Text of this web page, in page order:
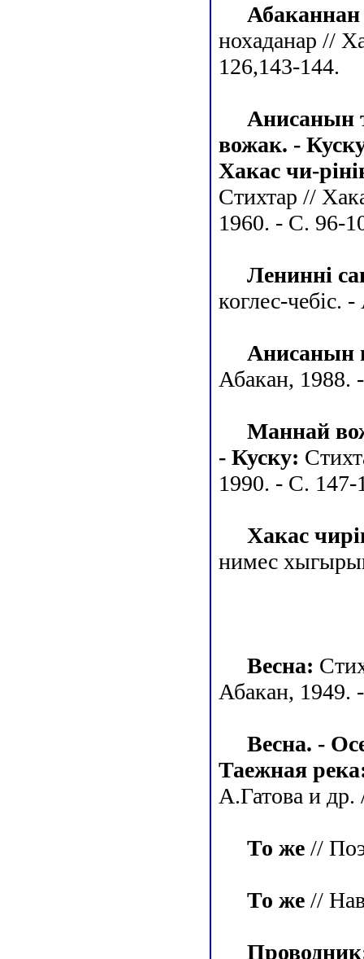
нохаданар //
126,143-144.
Анисанын
вожак. -
Хакас чи-
Стихтар //
1960. - С. 96-
Лениннi
коглес-чебiс.
Абакан, 1988.
Маннай
- Куску:
1990. - С. 147-
Хакас
нимес
Весна:
Абакан, 1949.
Весна. -
Таежная
А.Гатова и
То же //
То же //